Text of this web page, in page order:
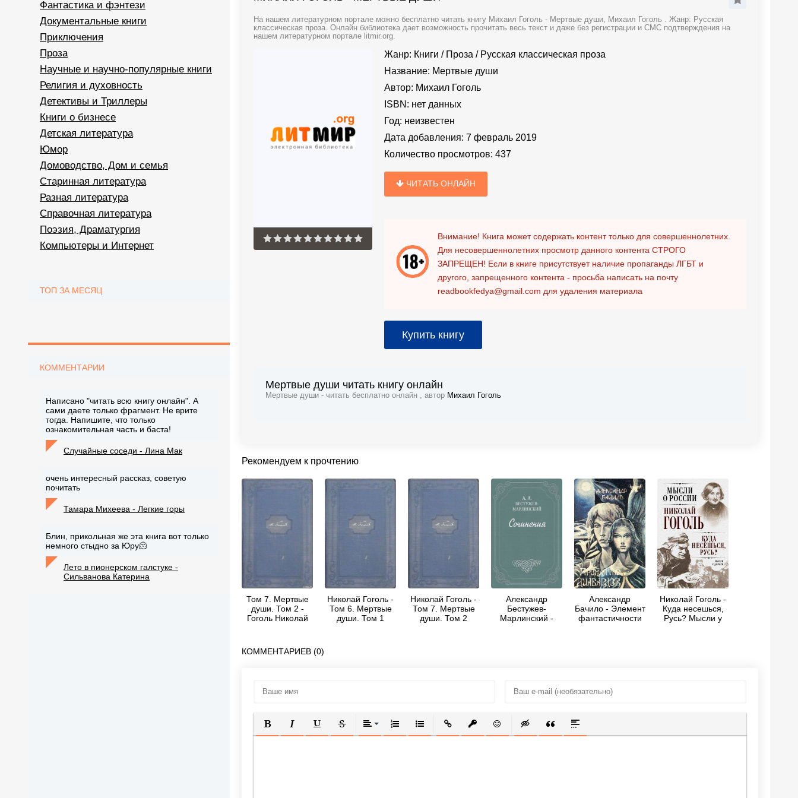
На нашем литературном портале можно бесплатно читать книгу Михаил Гоголь - Мертвые души, Михаил Гоголь . Жанр: Русская
классическая проза. Онлайн библиотека дает возможность прочитать весь текст и даже без регистрации и СМС подтверждения на
нашем литературном портале litmir.org.
Жанр: Книги / Проза / Русская классическая проза
Название: Мертвые души
Автор: Михаил Гоголь
ISBN: нет данных
Год: неизвестен
Дата добавления: 7 февраль 2019
Количество просмотров: 437
ЧИТАТЬ ОНЛАЙН
Внимание! Книга может содержать контент только для совершеннолетних.
Для несовершеннолетних просмотр данного контента СТРОГО
ЗАПРЕЩЕН! Если в книге присутствует наличие пропаганды ЛГБТ и
другого, запрещенного контента - просьба написать на почту
readbookfedya@gmail.com для удаления материала
Купить книгу
Мертвые души читать книгу онлайн
Мертвые души - читать бесплатно онлайн , автор Михаил Гоголь
Рекомендуем к прочтению
Том 7. Мертвые
души. Том 2 -
Гоголь Николай
Николай Гоголь -
Том 6. Мертвые
души. Том 1
Николай Гоголь -
Том 7. Мертвые
души. Том 2
Александр
Бестужев-
Марлинский -
Александр
Бачило - Элемент
фантастичности
Николай Гоголь -
Куда несешься,
Русь? Мысли у
КОММЕНТАРИЕВ (0)
ПОЛУЖИРНЫЙ
КУРСИВПОДЧЕРКНУТЫЙ
ЗАЧЕРКНУТЫЙВЫРАВНИВАНИЕ
НУМЕРОВАННЫЙ СПИСОК
МАРКИРОВАННЫЙ СПИСОК
ВСТАВИТЬ ССЫЛКУ
ВСТАВИТЬ ЗАЩИЩЕННУЮ ССЫЛКУ
ВСТАВИТЬ СМАЙЛИК
ВСТАВКА СКРЫТОГО ТЕКСТА
ВСТАВКА ЦИТАТЫ
ВСТАВКА СПОЙЛЕРА
Фантастика и фэнтези
Документальные книги
Приключения
Проза
Научные и научно-популярные книги
Религия и духовность
Детективы и Триллеры
Книги о бизнесе
Детская литература
Юмор
Домоводство, Дом и семья
Старинная литература
Разная литература
Справочная литература
Поэзия, Драматургия
Компьютеры и Интернет
ТОП ЗА МЕСЯЦ
КОММЕНТАРИИ
Написано "читать всю книгу онлайн". А
сами даете только фрагмент. Не врите
тогда. Напишите, что только
ознакомительная часть и баста!
Случайные соседи - Лина Мак
очень интересный рассказ, советую
почитать
Тамара Михеева - Легкие горы
Блин, прикольная же эта книга вот только
немного стыдно за Юру🫠
Лето в пионерском галстуке -
Сильванова Катерина